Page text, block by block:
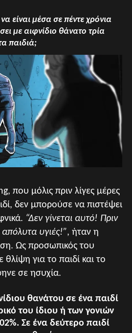
είναι μέσα σε πέντε χρόνια
με αιφνίδιο θάνατο τρία
παιδιά;
που μόλις πριν λίγες μέρες
δεν μπορούσε να πιστέψει
“Δεν γίνεται αυτό! Πριν
υγιές!”, ήταν η
Ως προσωπικός του
θλίψη για το παιδί και το
σε ησυχία.
θανάτου σε ένα παιδί
του ίδιου ή των γονιών
Σε ένα δεύτερο παιδί